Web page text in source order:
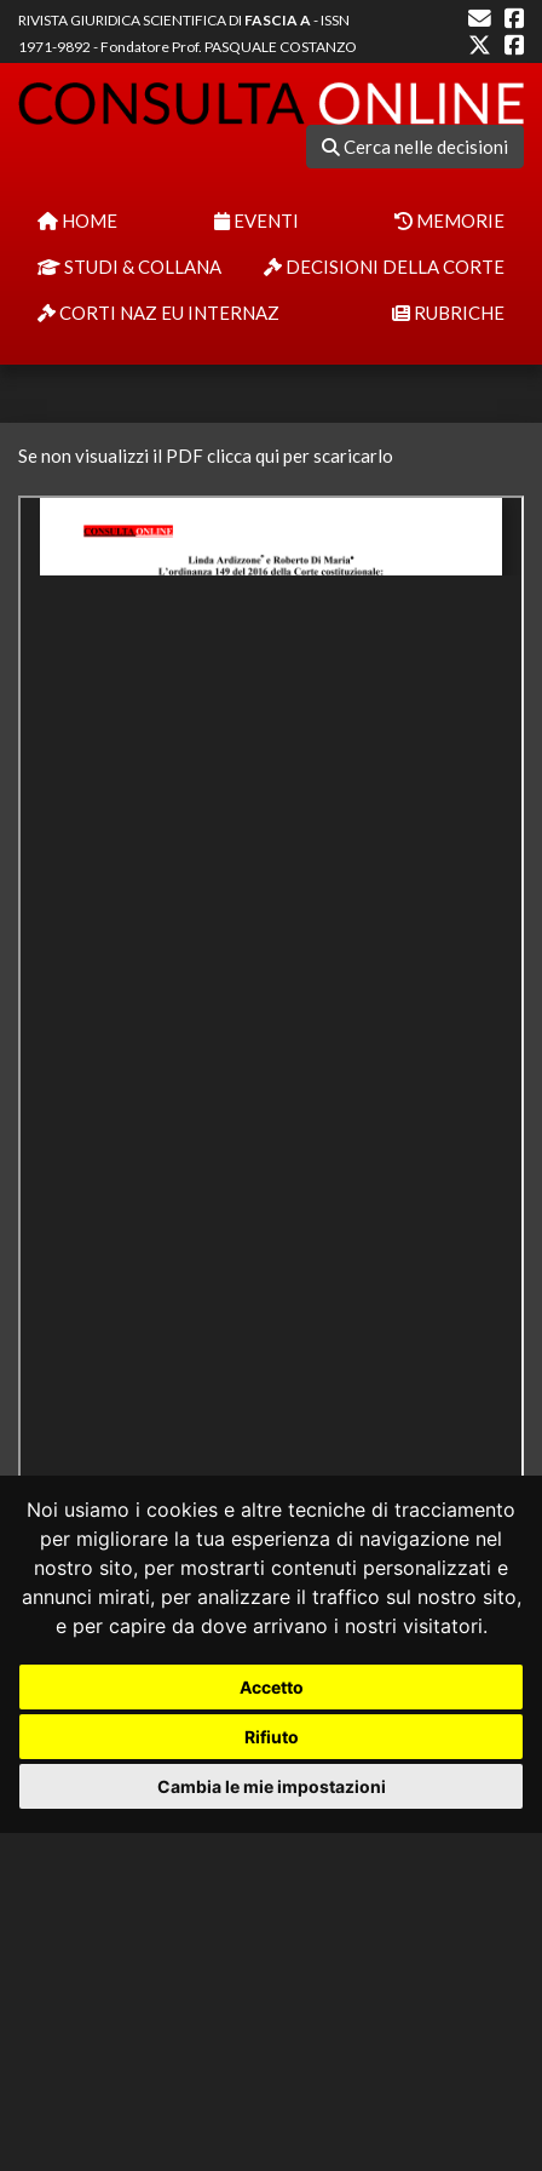
Noi usiamo i cookies e altre tecniche di tracciamento
per migliorare la tua esperienza di navigazione nel
nostro sito, per mostrarti contenuti personalizzati e
annunci mirati, per analizzare il traffico sul nostro sito,
e per capire da dove arrivano i nostri visitatori.
Accetto
Rifiuto
Cambia le mie impostazioni
RIVISTA GIURIDICA SCIENTIFICA DI FASCIA A- ISSN
1971-9892 - Fondatore Prof. PASQUALE COSTANZO
Cerca nelle decisioni
HOME EVENTI MEMORIE
STUDI & COLLANA DECISIONI DELLA CORTE
CORTI NAZ EU INTERNAZ RUBRICHE
Se non visualizzi il PDF clicca qui per scaricarlo